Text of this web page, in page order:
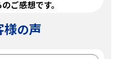
ご感想です。
様の声